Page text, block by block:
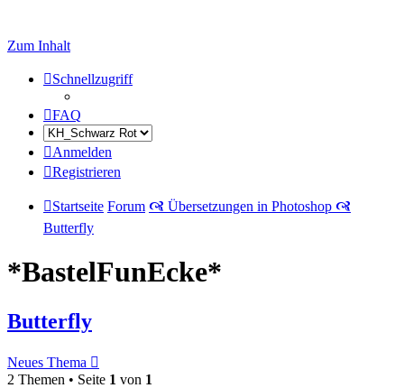
Zum Inhalt
Schnellzugriff
FAQ
Anmelden
Registrieren
Startseite Forum 🙧 Übersetzungen in Photoshop 🙧
Butterfly
*BastelFunEcke*
Butterfly
Neues Thema
2 Themen • Seite 1 von 1